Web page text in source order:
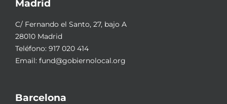
Madrid
C/ Fernando el Santo, 27, bajo A
28010 Madrid
Teléfono: 917 020 414
Email: fund@gobiernolocal.org
Barcelona